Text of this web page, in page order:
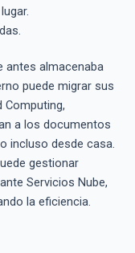
antes almacenaba
puede migrar sus
Computing,
a los documentos
incluso desde casa.
gestionar
Servicios Nube,
la eficiencia.